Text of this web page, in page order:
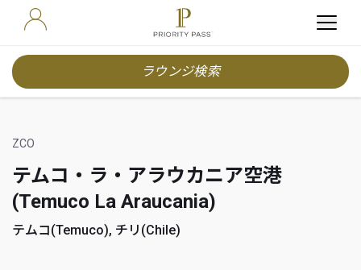
ラウンジ検索
ZCO
テムコ・ラ・アラウカニア空港
(Temuco La Araucania)
テムコ(Temuco), チリ(Chile)